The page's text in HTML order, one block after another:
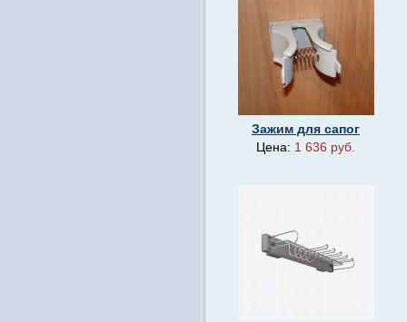
Зажим для сапог
Цена: 1 636 руб.